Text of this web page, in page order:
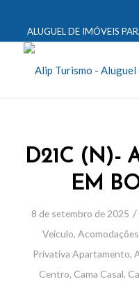
ALUGUEL DE IMÓVEIS
D21C (N)-
EM
8 de setembro de 2025 /
Veículo,
Privativa Apartamento,
Centro, Cama Casal,